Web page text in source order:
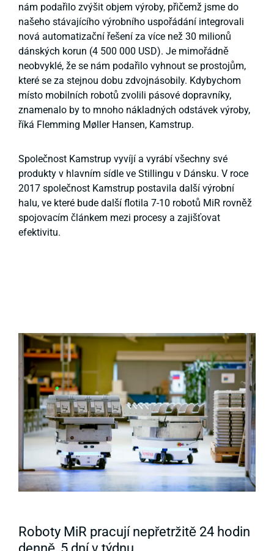
nám podařilo zvýšit objem výroby, přičemž jsme do
našeho stávajícího výrobního uspořádání integrovali
nová automatizační řešení za více než 30 milionů
dánských korun (4 500 000 USD). Je mimořádně
neobvyklé, že se nám podařilo vyhnout se prostojům,
které se za stejnou dobu zdvojnásobily. Kdybychom
místo mobilních robotů zvolili pásové dopravníky,
znamenalo by to mnoho nákladných odstávek výroby,
říká Flemming Møller Hansen, Kamstrup.
Společnost Kamstrup vyvíjí a vyrábí všechny své
produkty v hlavním sídle ve Stillingu v Dánsku. V roce
2017 společnost Kamstrup postavila další výrobní
halu, ve které bude další flotila 7-10 robotů MiR rovněž
spojovacím článkem mezi procesy a zajišťovat
efektivitu.
Roboty MiR pracují nepřetržitě 24 hodin